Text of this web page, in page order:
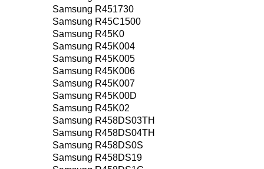
Samsung R451730
Samsung R45C1500
Samsung R45K0
Samsung R45K004
Samsung R45K005
Samsung R45K006
Samsung R45K007
Samsung R45K00D
Samsung R45K02
Samsung R458DS03TH
Samsung R458DS04TH
Samsung R458DS0S
Samsung R458DS19